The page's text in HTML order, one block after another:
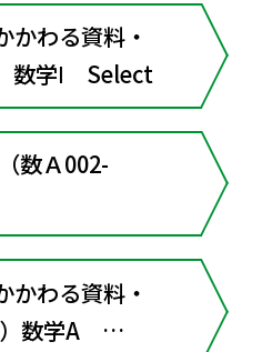
かわる資料・
）数学Ⅰ Select
数Ａ002-
かわる資料・
）数学A